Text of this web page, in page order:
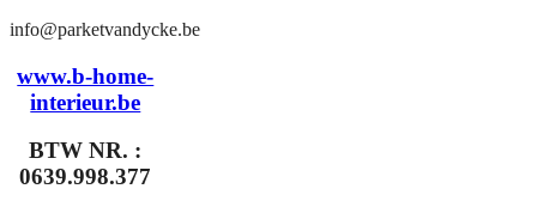
info@parketvandycke.be
www.b-home-
interieur.be
BTW NR. :
0639.998.377